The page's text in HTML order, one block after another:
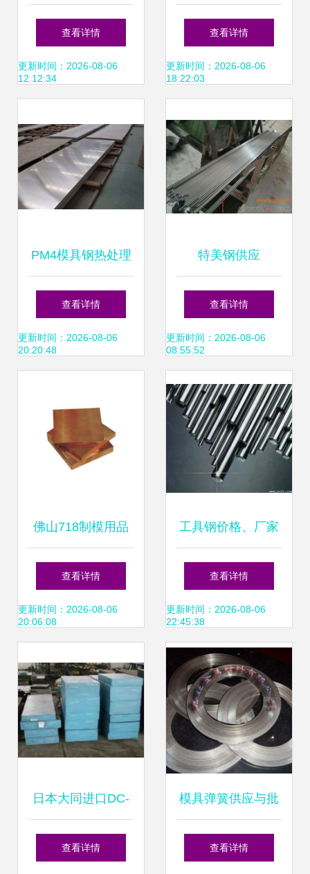
械模具钢产品列表
——工具钢系列
查看详情
更新时间：2026-08-06
12:12:34
盟 品牌模具钢提供
商首选临沂绍雷锻
查看详情
更新时间：2026-08-06
18:22:03
PM4模具钢热处理
特性分析 高品质供
应源保障工厂需求
查看详情
更新时间：2026-08-06
20:20:48
特美钢供应
40Mn18Cr3无磁钢
成分解析及其在模
查看详情
更新时间：2026-08-06
08:55:52
佛山718制模用品
“隆际五金”司筒批
发锻造重型高韧性
查看详情
更新时间：2026-08-06
20:06:08
工具钢价格、厂家
与选购指南
查看详情
更新时间：2026-08-06
22:45:38
日本大同进口DC-
53特殊钢模具钢供
查看详情
模具弹簧供应与批
发 中国模具钢产业
查看详情